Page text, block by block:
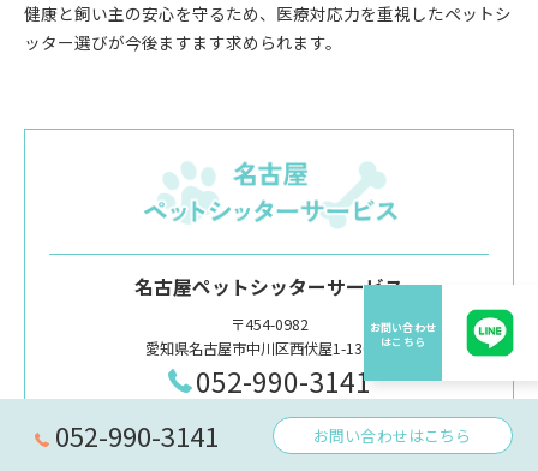
健康と飼い主の安心を守るため、医療対応力を重視したペットシ
ッター選びが今後ますます求められます。
名古屋ペットシッターサービス
〒454-0982
愛知県名古屋市中川区西伏屋1-1302-7
052-990-3141
お問い合わせはこちら
052-990-3141 お問い合わせはこちら